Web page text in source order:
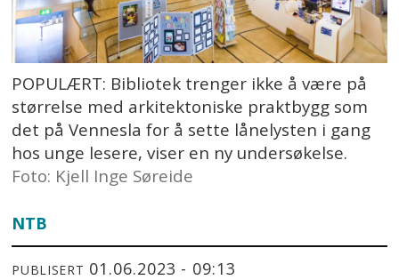
POPULÆRT: Bibliotek trenger ikke å være på
størrelse med arkitektoniske praktbygg som
det på Vennesla for å sette lånelysten i gang
hos unge lesere, viser en ny undersøkelse.
Foto: Kjell Inge Søreide
NTB
PUBLISERT 01.06.2023 - 09:13